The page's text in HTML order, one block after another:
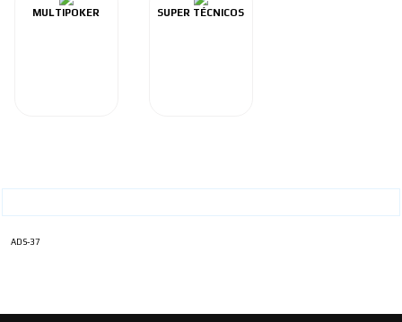
MULTIPOKER SUPER TÉCNICOS
ADS-37